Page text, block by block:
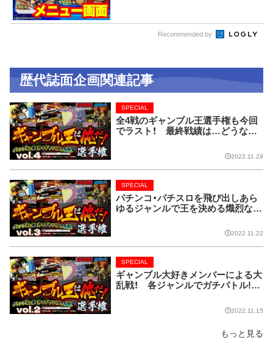
Recommended by
歴代誌面企画関連記事
全4戦のギャンブル王選手権も今回
でラスト！ 最終戦績は…どうな
SPECIAL
2022.11.29
パチンコ・パチスロを飛び出しあら
ゆるジャンルで王を決める熾烈な戦
SPECIAL
2022.11.22
ギャンブル大好きメンバーによる大
乱戦！ 各ジャンルでガチバトル!!
SPECIAL
2022.11.15
もっと見る